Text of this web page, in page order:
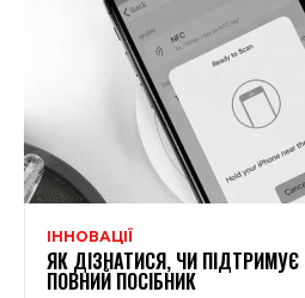
ІННОВАЦІЇ
ЯК ДІЗНАТИСЯ, ЧИ
ПОВНИЙ ПОСІБНИК